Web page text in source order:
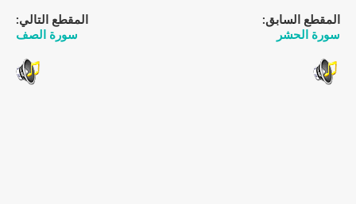
المقطع السابق:
سورة الحشر
المقطع التالي:
سورة الصف